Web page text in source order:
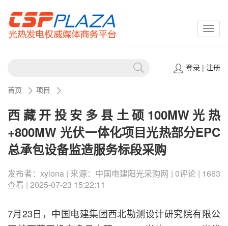
登录| 注册
首页 项目
西藏开投安多县土硕100MW光热
+800MW 光伏一体化项目光热部分EPC
总承包设备监造服务标段采购
发布者：xylona | 来源：中国电建阳光采购网 | 0评论 | 1663
查看 | 2025-07-23 15:22:11
7月23日，中国电建集团西北勘测设计研究院有限公